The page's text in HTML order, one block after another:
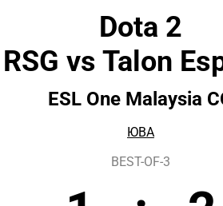
Dota 2
RSG vs Talon
ESL One Malaysia
ЮВА
BEST-OF-3